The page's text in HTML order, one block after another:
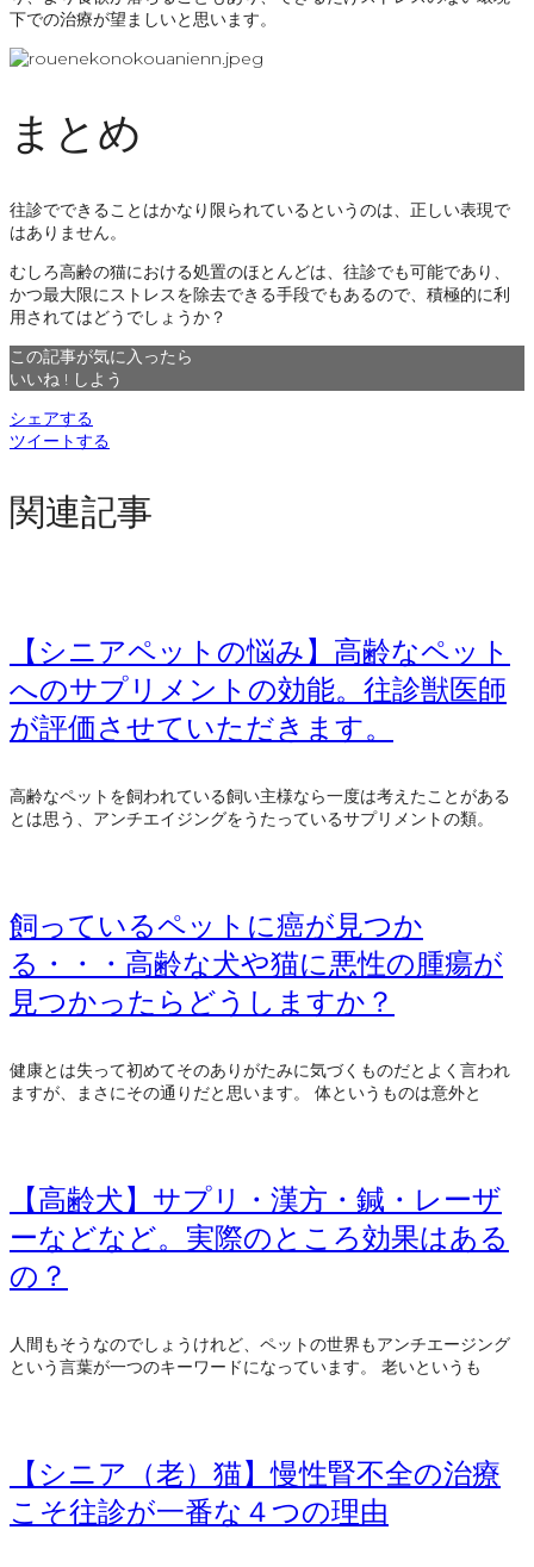
下での治療が望ましいと思います。
まとめ
往診でできることはかなり限られているというのは、正しい表現で
はありません。
むしろ高齢の猫における処置のほとんどは、往診でも可能であり、
かつ最大限にストレスを除去できる手段でもあるので、積極的に利
用されてはどうでしょうか？
この記事が気に入ったら
いいね ! しよう
シェアする
ツイートする
関連記事
【シニアペットの悩み】高齢なペット
へのサプリメントの効能。往診獣医師
が評価させていただきます。
高齢なペットを飼われている飼い主様なら一度は考えたことがある
とは思う、アンチエイジングをうたっているサプリメントの類。
飼っているペットに癌が見つか
る・・・高齢な犬や猫に悪性の腫瘍が
見つかったらどうしますか？
健康とは失って初めてそのありがたみに気づくものだとよく言われ
ますが、まさにその通りだと思います。 体というものは意外と
【高齢犬】サプリ・漢方・鍼・レーザ
ーなどなど。実際のところ効果はある
の？
人間もそうなのでしょうけれど、ペットの世界もアンチエージング
という言葉が一つのキーワードになっています。 老いというも
【シニア（老）猫】慢性腎不全の治療
こそ往診が一番な４つの理由